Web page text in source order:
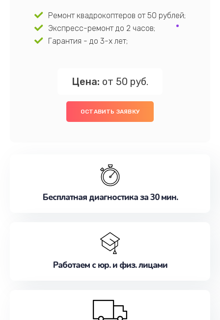
Ремонт квадрокоптеров от 50 рублей;
Экспресс-ремонт до 2 часов;
Гарантия - до 3-х лет;
Цена: от 50 руб.
ОСТАВИТЬ ЗАЯВКУ
Бесплатная диагностика за 30 мин.
Работаем с юр. и физ. лицами